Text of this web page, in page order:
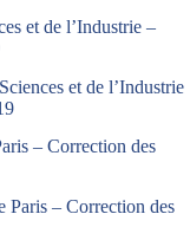
et de l’Industrie –
et de l’Industrie
– Correction des
Paris – Correction des